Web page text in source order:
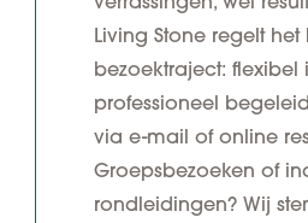
Living Stone regelt het
bezoektraject: flexibel
professioneel
via e-mail of online
Groepsbezoeken of
rondleidingen? Wij